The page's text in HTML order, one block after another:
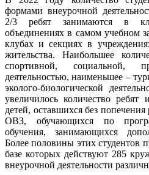
формами внеурочной
2/3 ребят занимаются в
объединениях в самом учебном
клубах и секциях в
жительства. Наибольшее
спортивной, социальной,
деятельностью, наименьшее –
эколого-биологической
увеличилось количество ребят
детей, оставшихся без
ОВЗ, обучающихся по
обучения, занимающихся
Более половины этих студентов
базе которых действуют 285
внеурочной деятельности